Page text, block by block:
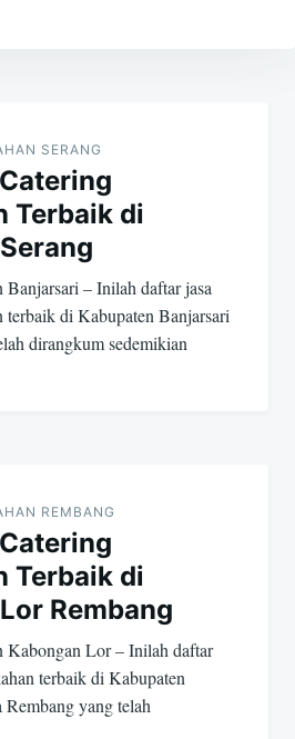
SERANG
Terbaik di
Banjarsari – Inilah daftar jasa
terbaik di Kabupaten Banjarsari
dirangkum sedemikian
REMBANG
Terbaik di
Rembang
Kabongan Lor – Inilah daftar
terbaik di Kabupaten
yang telah